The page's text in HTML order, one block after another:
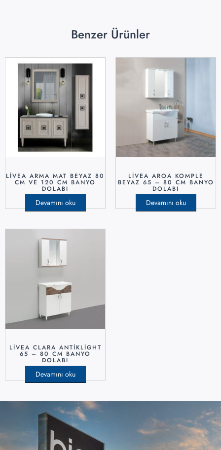
Benzer Ürünler
LİVEA ARMA MAT BEYAZ 80
CM VE 120 CM BANYO
DOLABI
Devamını oku
LİVEA AROA KOMPLE
BEYAZ 65 – 80 CM BANYO
DOLABI
Devamını oku
LİVEA CLARA ANTİKLİGHT
65 – 80 CM BANYO
DOLABI
Devamını oku